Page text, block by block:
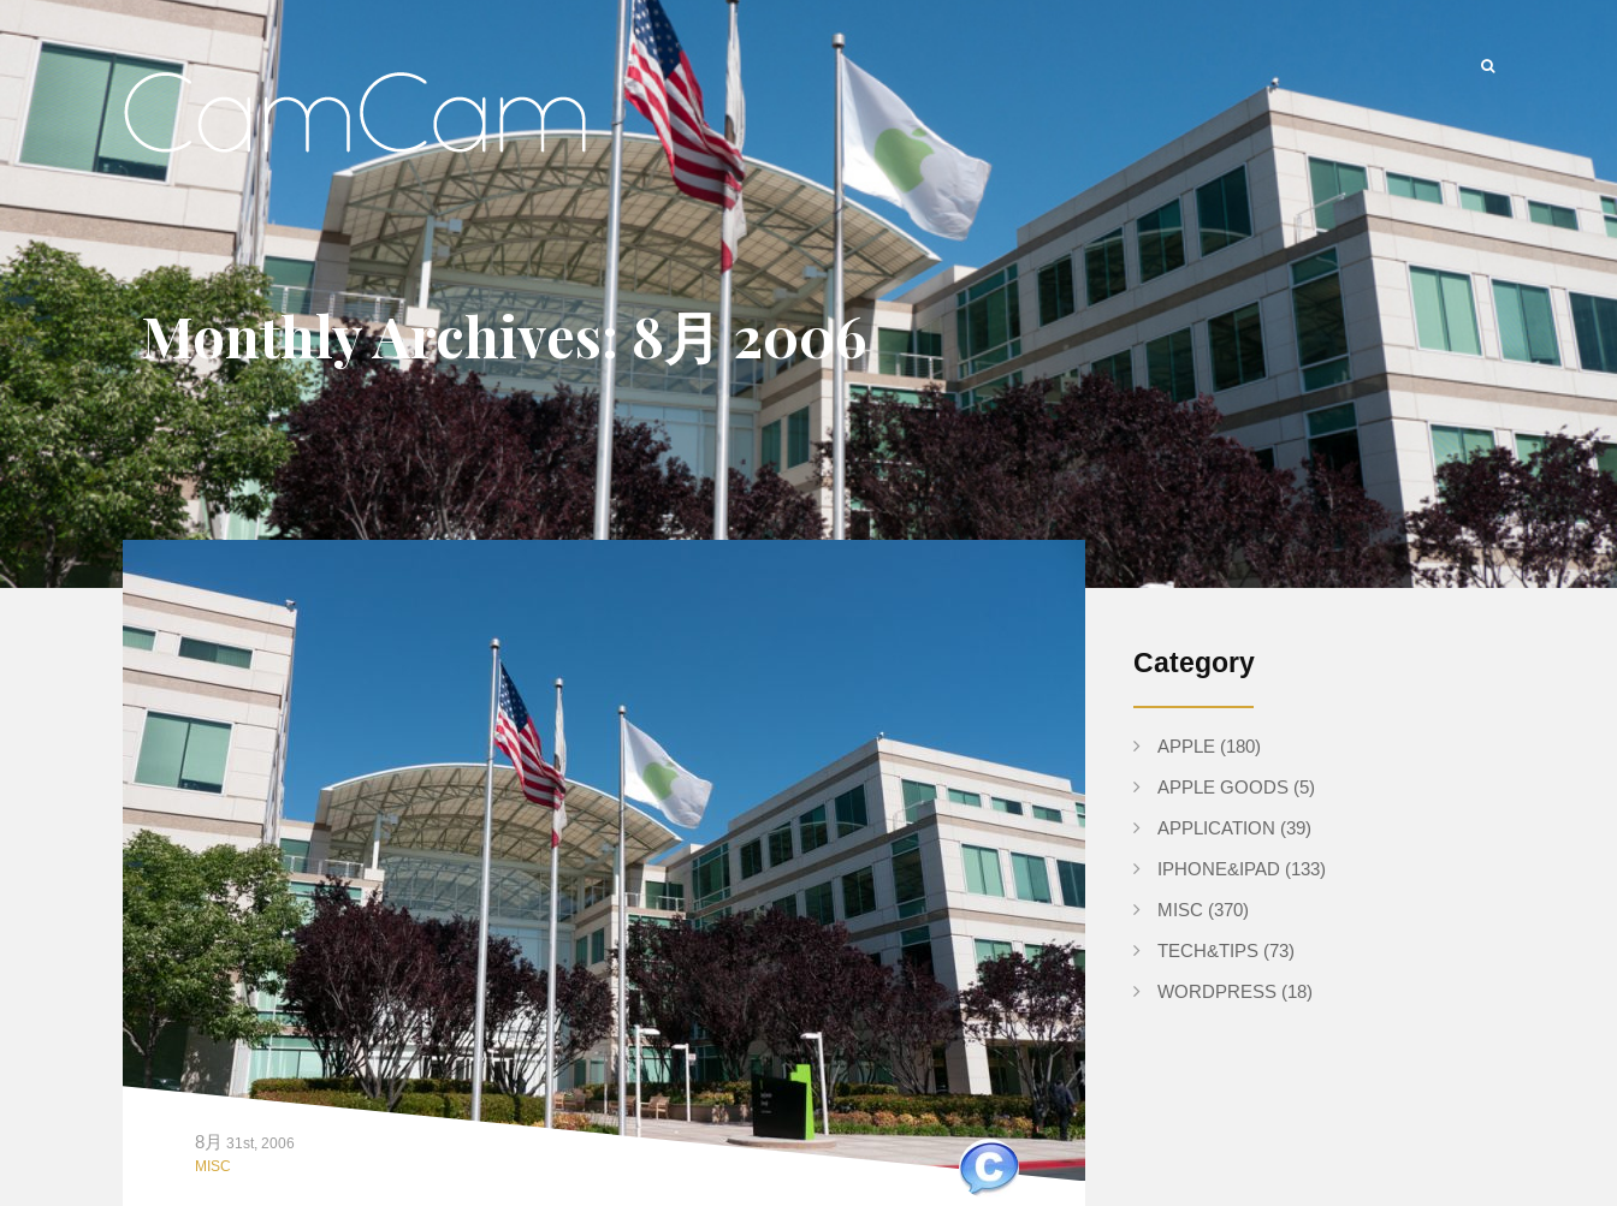
Monthly Archives: 8月 2006
8月 31st, 2006
MISC
Category
APPLE (180)
APPLE GOODS (5)
APPLICATION (39)
IPHONE&IPAD (133)
MISC (370)
TECH&TIPS (73)
WORDPRESS (18)